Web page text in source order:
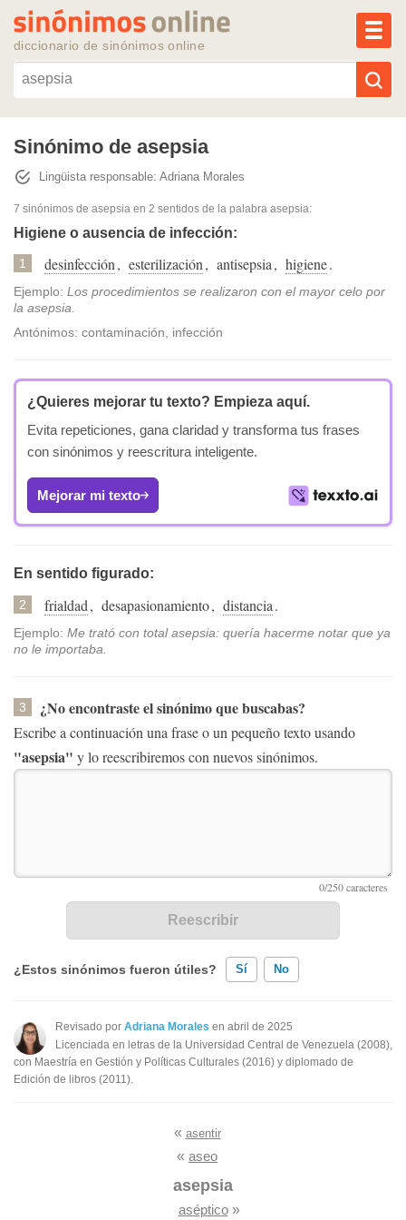
diccionario de sinónimos online
Reescribir texto con IA
Sinónimos populares
Temas populares
Temas recientes
Sinónimo de asepsia
Lingüista responsable: Adriana Morales
7 sinónimos de asepsia en 2 sentidos de la palabra asepsia:
Higiene o ausencia de infección:
1 desinfección, esterilización, antisepsia, higiene.
Ejemplo: Los procedimientos se realizaron con el mayor celo por
la asepsia.
Antónimos: contaminación, infección
¿Quieres mejorar tu texto? Empieza aquí.
Evita repeticiones, gana claridad y transforma tus frases
con sinónimos y reescritura inteligente.
Mejorar mi texto
En sentido figurado:
2 frialdad, desapasionamiento, distancia.
Ejemplo: Me trató con total asepsia: quería hacerme notar que ya
no le importaba.
3 ¿No encontraste el sinónimo que buscabas?
Escribe a continuación una frase o un pequeño texto usando
"asepsia" y lo reescribiremos con nuevos sinónimos.
¿Estos sinónimos fueron útiles? Sí No
Existen sinónimos incorrectos
Ninguno de los sinónimos presentados me ayudó
Revisado por Adriana Morales en abril de 2025
Licenciada en letras de la Universidad Central de Venezuela (2008),
con Maestría en Gestión y Políticas Culturales (2016) y diplomado de
Edición de libros (2011).
« asentir
« aseo
asepsia
aséptico»